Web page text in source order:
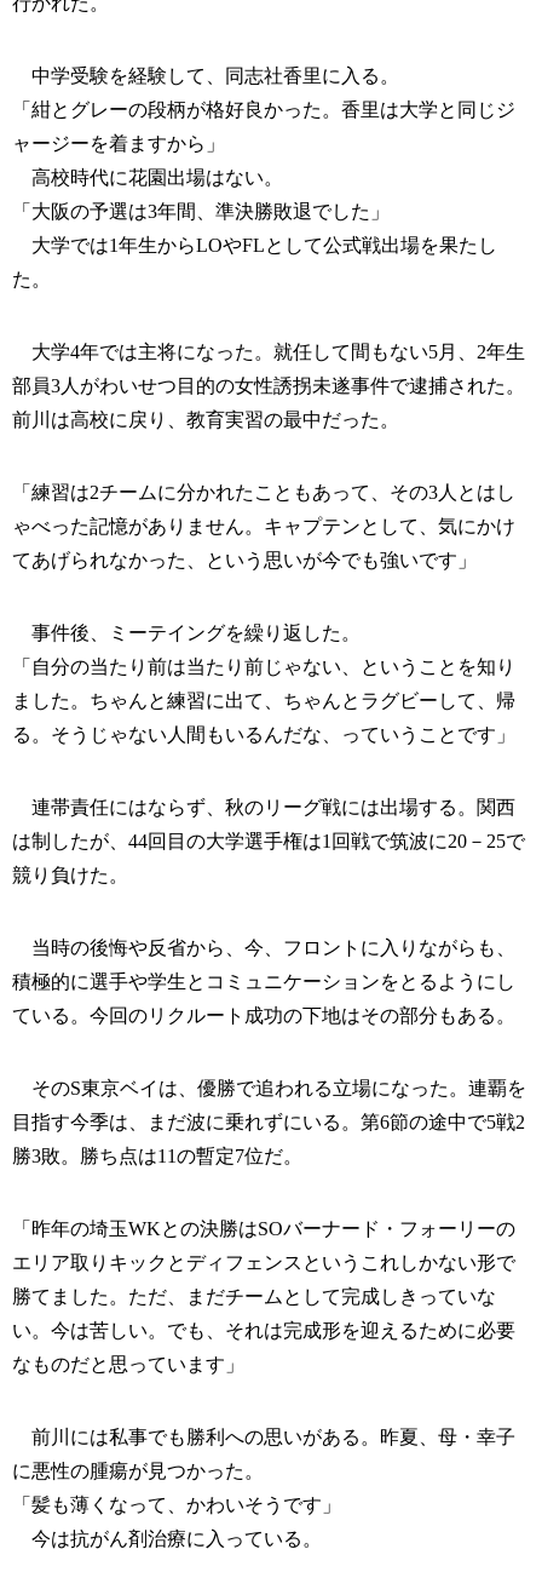
中学受験を経験して、同志社香里に入る。
「紺とグレーの段柄が格好良かった。香里は大学と同じジ
ャージーを着ますから」
高校時代に花園出場はない。
「大阪の予選は3年間、準決勝敗退でした」
大学では1年生からLOやFLとして公式戦出場を果たし
た。
大学4年では主将になった。就任して間もない5月、2年生
部員3人がわいせつ目的の女性誘拐未遂事件で逮捕された。
前川は高校に戻り、教育実習の最中だった。
「練習は2チームに分かれたこともあって、その3人とはし
ゃべった記憶がありません。キャプテンとして、気にかけ
てあげられなかった、という思いが今でも強いです」
事件後、ミーテイングを繰り返した。
「自分の当たり前は当たり前じゃない、ということを知り
ました。ちゃんと練習に出て、ちゃんとラグビーして、帰
る。そうじゃない人間もいるんだな、っていうことです」
連帯責任にはならず、秋のリーグ戦には出場する。関西
は制したが、44回目の大学選手権は1回戦で筑波に20－25で
競り負けた。
当時の後悔や反省から、今、フロントに入りながらも、
積極的に選手や学生とコミュニケーションをとるようにし
ている。今回のリクルート成功の下地はその部分もある。
そのS東京ベイは、優勝で追われる立場になった。連覇を
目指す今季は、まだ波に乗れずにいる。第6節の途中で5戦2
勝3敗。勝ち点は11の暫定7位だ。
「昨年の埼玉WKとの決勝はSOバーナード・フォーリーの
エリア取りキックとディフェンスというこれしかない形で
勝てました。ただ、まだチームとして完成しきっていな
い。今は苦しい。でも、それは完成形を迎えるために必要
なものだと思っています」
前川には私事でも勝利への思いがある。昨夏、母・幸子
に悪性の腫瘍が見つかった。
「髪も薄くなって、かわいそうです」
今は抗がん剤治療に入っている。